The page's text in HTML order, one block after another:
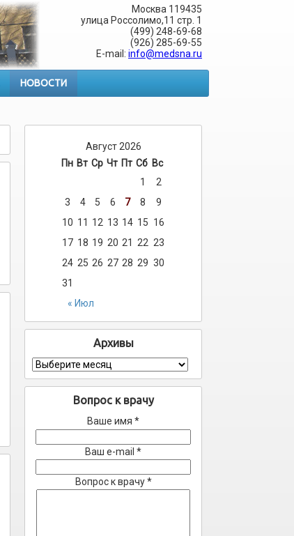
Москва 119435
улица Россолимо,11 стр. 1
(499) 248-69-68
(926) 285-69-55
E-mail: info@medsna.ru
НОВОСТИ
Август 2026
Пн Вт Ср Чт Пт Сб Вс
« Июл
1
2
3
4 5 6 7 8
9
10 11 12 13 14 15 16
17 18 19 20 21 22 23
24 25 26 27 28 29 30
31
Архивы
Архивы
Вопрос к врачу
Ваше имя *
Ваш e-mail *
Вопрос к врачу *